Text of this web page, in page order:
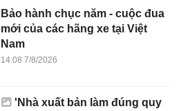
Bảo hành chục năm - cuộc đua
mới của các hãng xe tại Việt
Nam
14:08 7/8/2026
'Nhà xuất bản làm đúng quy